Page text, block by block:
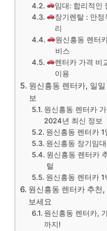
임대: 합리적인
장기렌탈 : 안
리
원신흥동 렌터
비스
렌터카 가격 비
이용
원신흥동 렌터카, 일
보
원신흥동 렌터카
2024년 최신 정보
원신흥동 렌터카
원신흥동 장기임
원신흥동 렌터카
털
원신흥동 렌터카
원신흥동 렌터카 추천
보세요
원신흥동 렌터카,
까지!